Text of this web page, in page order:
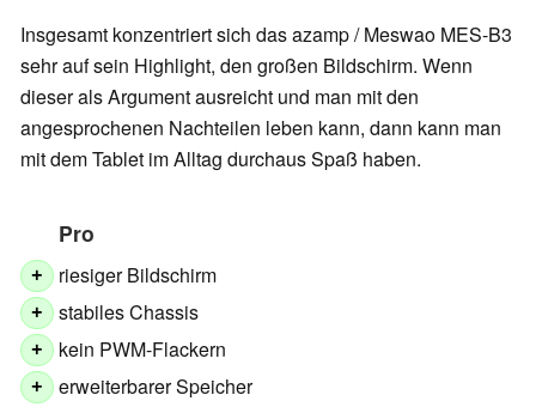
Insgesamt konzentriert sich das azamp / Meswao MES-B3
sehr auf sein Highlight, den großen Bildschirm. Wenn
dieser als Argument ausreicht und man mit den
angesprochenen Nachteilen leben kann, dann kann man
mit dem Tablet im Alltag durchaus Spaß haben.
Pro
+ riesiger Bildschirm
+ stabiles Chassis
+ kein PWM-Flackern
+ erweiterbarer Speicher